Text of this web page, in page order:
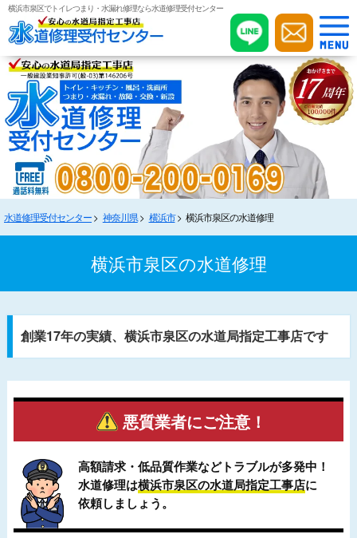
横浜市泉区でトイレつまり・水漏れ修理なら水道修理受付センター
水道修理受付センター 神奈川県 横浜市 横浜市泉区の水道修理
横浜市泉区の水道修理
創業17年の実績、横浜市泉区の水道局指定工事店です
悪質業者にご注意！
高額請求・低品質作業などトラブルが多発中！
水道修理は横浜市泉区の水道局指定工事店に
依頼しましょう。